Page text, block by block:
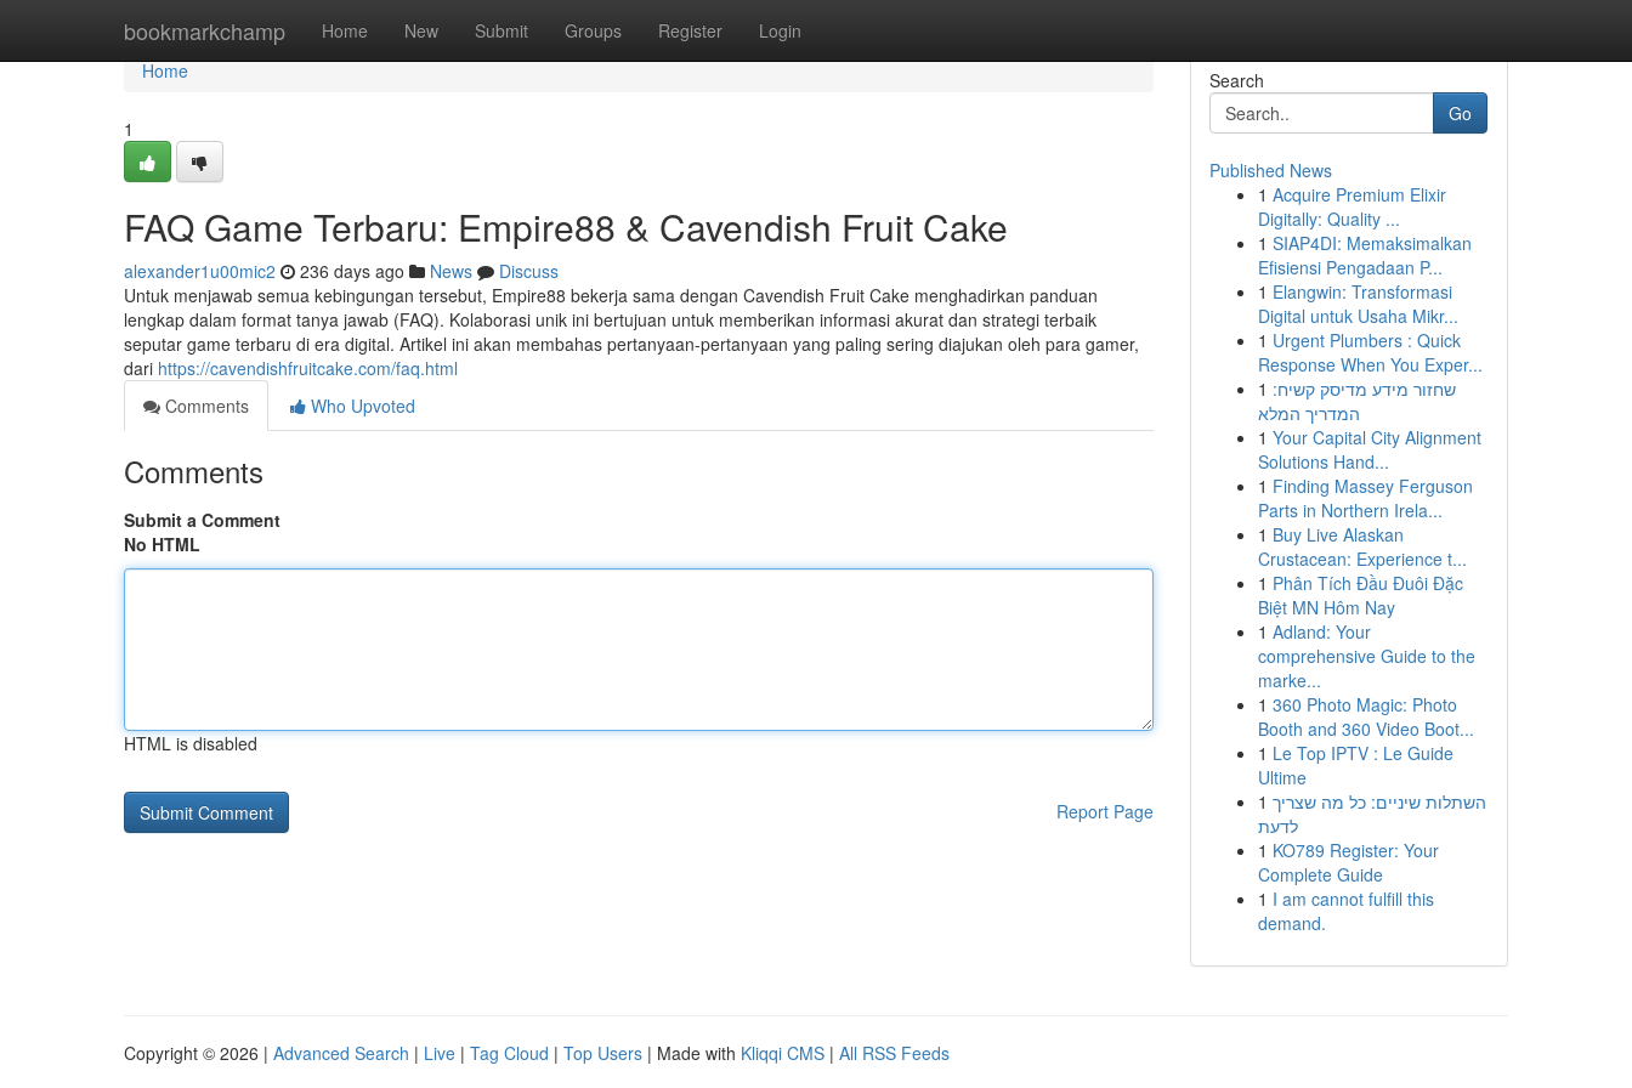
bookmarkchamp Home New Submit Groups Register Login
Home
Home
1
FAQ Game Terbaru: Empire88 & Cavendish Fruit Cake
alexander1u00mic2 236 days ago News
Discuss
Untuk menjawab semua kebingungan tersebut, Empire88 bekerja sama dengan Cavendish Fruit Cake menghadirkan panduan
lengkap dalam format tanya jawab (FAQ). Kolaborasi unik ini bertujuan untuk memberikan informasi akurat dan strategi terbaik
seputar game terbaru di era digital. Artikel ini akan membahas pertanyaan-pertanyaan yang paling sering diajukan oleh para gamer,
dari https://cavendishfruitcake.com/faq.html
Comments
Who Upvoted
Comments
Submit a Comment
No HTML
HTML is disabled
Report Page
Search
Go
Published News
1 Acquire Premium Elixir
Digitally: Quality ...
1 SIAP4DI: Memaksimalkan
Efisiensi Pengadaan P...
1 Elangwin: Transformasi
Digital untuk Usaha Mikr...
1 Urgent Plumbers : Quick
Response When You Exper...
1 שחזור מידע מדיסק קשיח:
המדריך המלא
1 Your Capital City Alignment
Solutions Hand...
1 Finding Massey Ferguson
Parts in Northern Irela...
1 Buy Live Alaskan
Crustacean: Experience t...
1 Phân Tích Đầu Đuôi Đặc
Biệt MN Hôm Nay
1 Adland: Your
comprehensive Guide to the
marke...
1 360 Photo Magic: Photo
Booth and 360 Video Boot...
1 Le Top IPTV : Le Guide
Ultime
1 השתלות שיניים: כל מה שצריך
לדעת
1 KO789 Register: Your
Complete Guide
1 I am cannot fulfill this
demand.
Copyright © 2026 | Advanced Search | Live | Tag Cloud | Top Users | Made with Kliqqi CMS | All RSS Feeds